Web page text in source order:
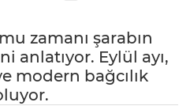
zamanı şarabın
anlatıyor. Eylül ayı,
modern bağcılık